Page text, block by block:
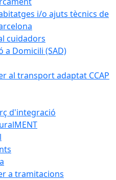
i/o ajuts tècnics de
cuidadors
a Domicili (SAD)
al transport adaptat CCAP
d'integració
a tramitacions